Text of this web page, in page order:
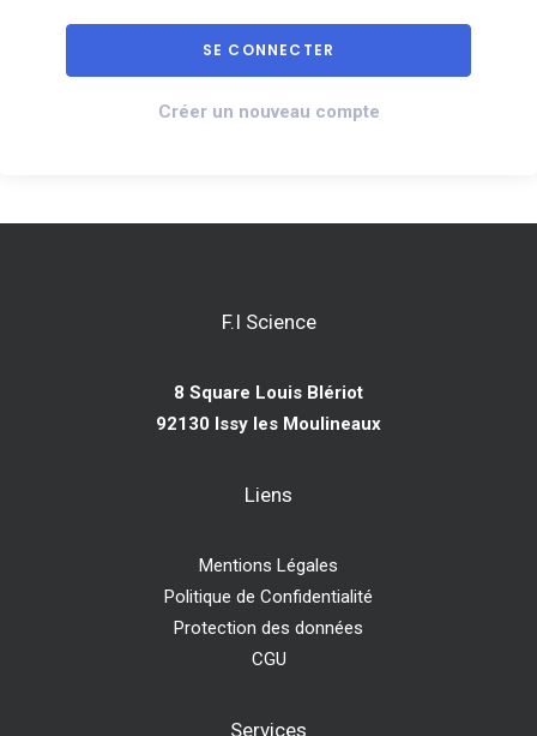
Créer un nouveau compte
F.I Science
8 Square Louis Blériot
92130 Issy les Moulineaux
Liens
Mentions Légales
Politique de Confidentialité
Protection des données
CGU
Services